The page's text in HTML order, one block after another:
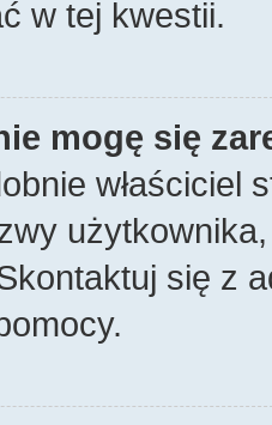
w tej kwestii.
mogę się
właściciel
się z